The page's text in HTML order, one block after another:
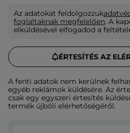
Az adatokat feldolgozzuk
foglaltaknak megfelelően. A
elküldésével elfogadod a
ÉRTESÍTÉS AZ
A fenti adatok nem kerülnek
egyéb reklámok küldésére. Az
csak egy egyszeri értesítés
termék újbóli elérhetőségéről.